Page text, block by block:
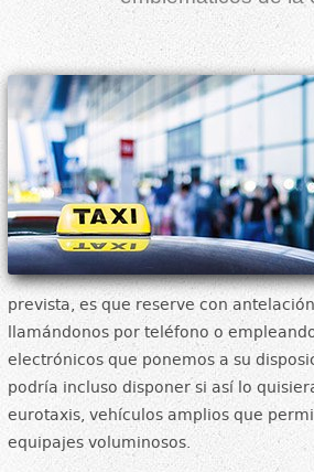
prevista, es que reserve con
llamándonos por teléfono o
electrónicos que ponemos a su
podría incluso disponer si así lo
eurotaxis, vehículos amplios que
equipajes voluminosos.